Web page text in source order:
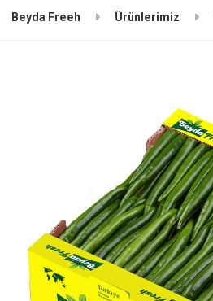
Beyda Freeh Ürünlerimiz